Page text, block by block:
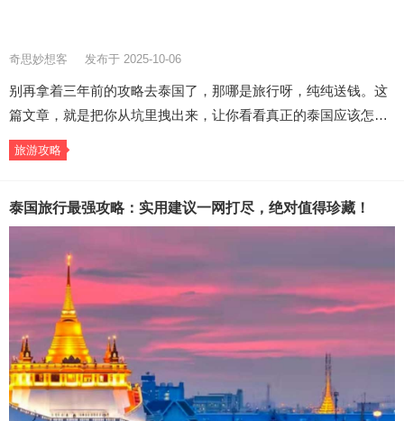
奇思妙想客 发布于 2025-10-06
别再拿着三年前的攻略去泰国了，那哪是旅行呀，纯纯送钱。这
篇文章，就是把你从坑里拽出来，让你看看真正的泰国应该怎…
旅游攻略
泰国旅行最强攻略：实用建议一网打尽，绝对值得珍藏！